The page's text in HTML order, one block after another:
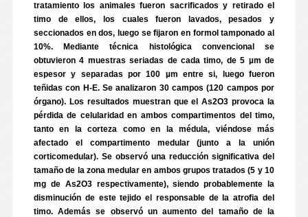
tratamiento los animales fueron sacrificados y retirado el
timo de ellos, los cuales fueron lavados, pesados y
seccionados en dos, luego se fijaron en formol tamponado al
10%. Mediante técnica histológica convencional se
obtuvieron 4 muestras seriadas de cada timo, de 5 µm de
espesor y separadas por 100 µm entre si, luego fueron
teñidas con H-E. Se analizaron 30 campos (120 campos por
órgano). Los resultados muestran que el As2O3 provoca la
pérdida de celularidad en ambos compartimentos del timo,
tanto en la corteza como en la médula, viéndose más
afectado el compartimento medular (junto a la unión
corticomedular). Se observó una reducción significativa del
tamaño de la zona medular en ambos grupos tratados (5 y 10
mg de As2O3 respectivamente), siendo probablemente la
disminución de este tejido el responsable de la atrofia del
timo. Además se observó un aumento del tamaño de la